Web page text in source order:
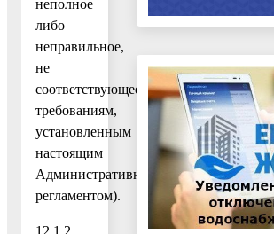
неполное
либо
неправильное,
не
соответствующее
требованиям,
установленным
настоящим
Административном
регламентом).
12.1.2.